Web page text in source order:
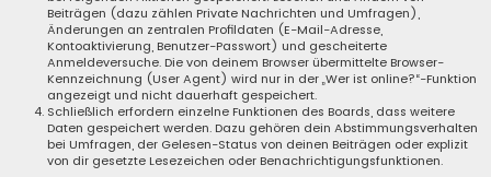
Beiträgen (dazu zählen Private Nachrichten und Umfragen),
Änderungen an zentralen Profildaten (E-Mail-Adresse,
Kontoaktivierung, Benutzer-Passwort) und gescheiterte
Anmeldeversuche. Die von deinem Browser übermittelte Browser-
Kennzeichnung (User Agent) wird nur in der „Wer ist online?“-Funktion
angezeigt und nicht dauerhaft gespeichert.
Schließlich erfordern einzelne Funktionen des Boards, dass weitere
Daten gespeichert werden. Dazu gehören dein Abstimmungsverhalten
bei Umfragen, der Gelesen-Status von deinen Beiträgen oder explizit
von dir gesetzte Lesezeichen oder Benachrichtigungsfunktionen.